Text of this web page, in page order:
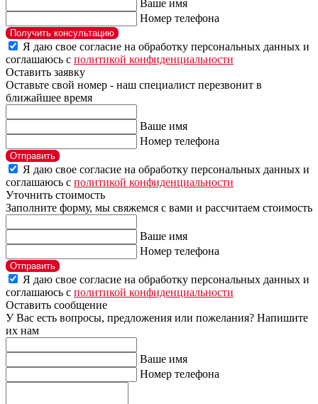
Ваше имя
Номер телефона
Получить консультацию
Я даю свое согласие на обработку персональных данных и
соглашаюсь с политикой конфиденциальности
Оставить заявку
Оставьте свой номер - наш специалист перезвонит в
ближайшее время
Ваше имя
Номер телефона
Отправить
Я даю свое согласие на обработку персональных данных и
соглашаюсь с политикой конфиденциальности
Уточнить стоимость
Заполните форму, мы свяжемся с вами и рассчитаем стоимость
Ваше имя
Номер телефона
Отправить
Я даю свое согласие на обработку персональных данных и
соглашаюсь с политикой конфиденциальности
Оставить сообщение
У Вас есть вопросы, предложения или пожелания? Напишите
их нам
Ваше имя
Номер телефона